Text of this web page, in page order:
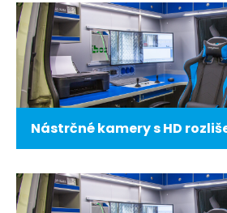
Nástrčné kamery s HD